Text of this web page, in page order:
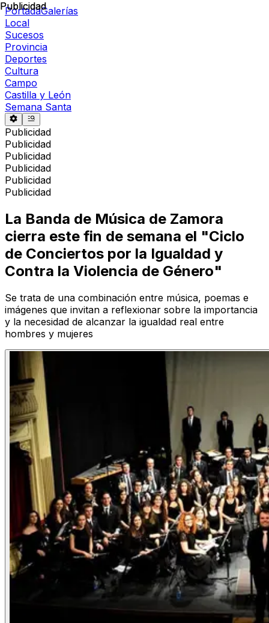
PortadaGalerías
Local
Sucesos
Provincia
Deportes
Cultura
Campo
Castilla y León
Semana Santa
Publicidad
Publicidad
Publicidad
Publicidad
Publicidad
Publicidad
Publicidad
La Banda de Música de Zamora
cierra este fin de semana el "Ciclo
de Conciertos por la Igualdad y
Contra la Violencia de Género"
Se trata de una combinación entre música, poemas e
imágenes que invitan a reflexionar sobre la importancia
y la necesidad de alcanzar la igualdad real entre
hombres y mujeres
Publicidad